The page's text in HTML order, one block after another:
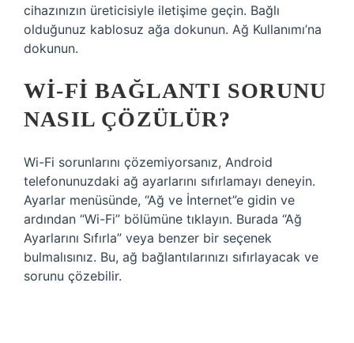
cihazınızın üreticisiyle iletişime geçin. Bağlı
olduğunuz kablosuz ağa dokunun. Ağ Kullanımı’na
dokunun.
WI-FI BAĞLANTI SORUNU
NASIL ÇÖZÜLÜR?
Wi-Fi sorunlarını çözemiyorsanız, Android
telefonunuzdaki ağ ayarlarını sıfırlamayı deneyin.
Ayarlar menüsünde, “Ağ ve İnternet”e gidin ve
ardından “Wi-Fi” bölümüne tıklayın. Burada “Ağ
Ayarlarını Sıfırla” veya benzer bir seçenek
bulmalısınız. Bu, ağ bağlantılarınızı sıfırlayacak ve
sorunu çözebilir.